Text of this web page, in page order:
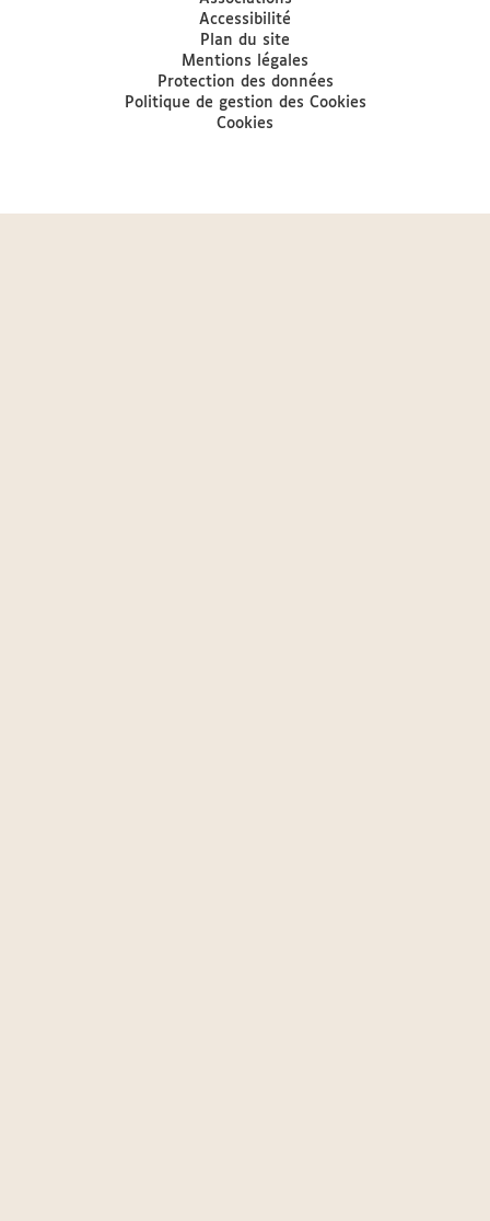
Accessibilité
Plan du site
Mentions légales
Protection des données
Politique de gestion des Cookies
Cookies